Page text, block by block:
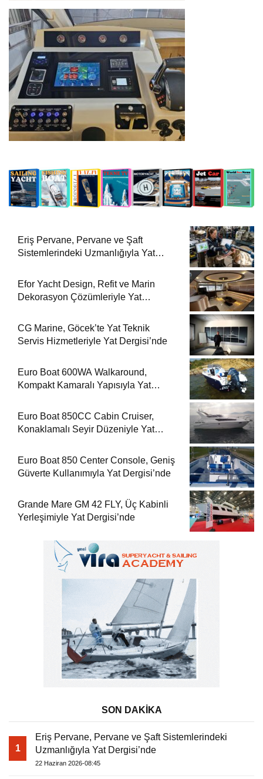
Eriş Pervane, Pervane ve Şaft
Sistemlerindeki Uzmanlığıyla Yat
Efor Yacht Design, Refit ve Marin
Dekorasyon Çözümleriyle Yat
CG Marine, Göcek’te Yat Teknik
Servis Hizmetleriyle Yat Dergisi’nde
Euro Boat 600WA Walkaround,
Kompakt Kamaralı Yapısıyla Yat
Euro Boat 850CC Cabin Cruiser,
Konaklamalı Seyir Düzeniyle Yat
Euro Boat 850 Center Console, Geniş
Güverte Kullanımıyla Yat Dergisi’nde
Grande Mare GM 42 FLY, Üç Kabinli
Yerleşimiyle Yat Dergisi’nde
SON DAKİKA
1
Eriş Pervane, Pervane ve Şaft Sistemlerindeki
Uzmanlığıyla Yat Dergisi’nde
22 Haziran 2026-08:45